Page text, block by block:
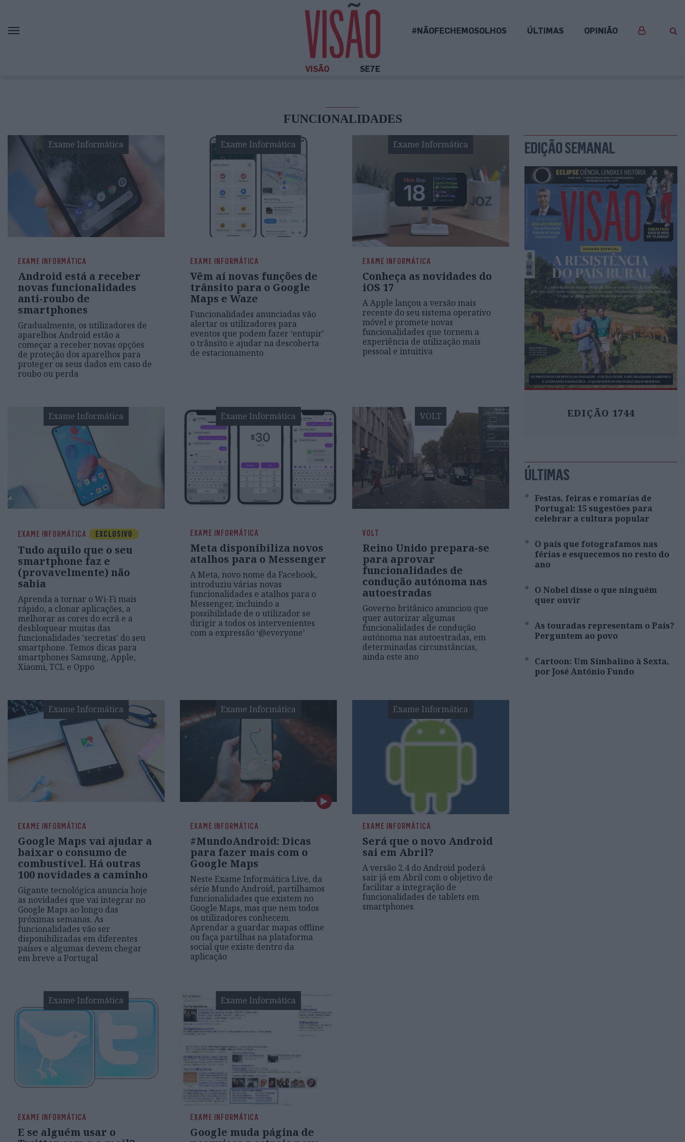
#NÃOFECHEMOSOLHOS ÚLTIMAS OPINIÃO
VISÃO SE7E
FUNCIONALIDADES
Exame Informática
EXAME INFORMÁTICA
Android está a receber
novas funcionalidades
anti-roubo de
smartphones
Gradualmente, os utilizadores de
aparelhos Android estão a
começar a receber novas opções
de proteção dos aparelhos para
proteger os seus dados em caso de
roubo ou perda
Exame Informática
EXAME INFORMÁTICA
Vêm aí novas funções de
trânsito para o Google
Maps e Waze
Funcionalidades anunciadas vão
alertar os utilizadores para
eventos que podem fazer ‘entupir’
o trânsito e ajudar na descoberta
de estacionamento
Exame Informática
EXAME INFORMÁTICA
Conheça as novidades do
iOS 17
A Apple lançou a versão mais
recente do seu sistema operativo
móvel e promete novas
funcionalidades que tornem a
experiência de utilização mais
pessoal e intuitiva
Exame Informática
EXAME INFORMÁTICA EXCLUSIVO
Tudo aquilo que o seu
smartphone faz e
(provavelmente) não
sabia
Aprenda a tornar o Wi-Fi mais
rápido, a clonar aplicações, a
melhorar as cores do ecrã e a
desbloquear muitas das
funcionalidades 'secretas' do seu
smartphone. Temos dicas para
smartphones Samsung, Apple,
Xiaomi, TCL e Oppo
Exame Informática
EXAME INFORMÁTICA
Meta disponibiliza novos
atalhos para o Messenger
A Meta, novo nome da Facebook,
introduziu várias novas
funcionalidades e atalhos para o
Messenger, incluindo a
possibilidade de o utilizador se
dirigir a todos os intervenientes
com a expressão ‘@everyone’
VOLT
VOLT
Reino Unido prepara-se
para aprovar
funcionalidades de
condução autónoma nas
autoestradas
Governo britânico anunciou que
quer autorizar algumas
funcionalidades de condução
autónoma nas autoestradas, em
determinadas circunstâncias,
ainda este ano
Exame Informática
EXAME INFORMÁTICA
Google Maps vai ajudar a
baixar o consumo de
combustível. Há outras
100 novidades a caminho
Gigante tecnológica anuncia hoje
as novidades que vai integrar no
Google Maps ao longo das
próximas semanas. As
funcionalidades vão ser
disponibilizadas em diferentes
países e algumas devem chegar
em breve a Portugal
Exame Informática
EXAME INFORMÁTICA
#MundoAndroid: Dicas
para fazer mais com o
Google Maps
Neste Exame Informática Live, da
série Mundo Android, partilhamos
funcionalidades que existem no
Google Maps, mas que nem todos
os utilizadores conhecem.
Aprendar a guardar mapas offline
ou faça partilhas na plataforma
social que existe dentro da
aplicação
Exame Informática
EXAME INFORMÁTICA
Será que o novo Android
sai em Abril?
A versão 2.4 do Android poderá
sair já em Abril com o objetivo de
facilitar a integração de
funcionalidades de tablets em
smartphones.
Exame Informática
EXAME INFORMÁTICA
E se alguém usar o
Exame Informática
EXAME INFORMÁTICA
Google muda página de
EDIÇÃO SEMANAL
EDIÇÃO 1744
ÚLTIMAS
Festas, feiras e romarias de
Portugal: 15 sugestões para
celebrar a cultura popular
O país que fotografamos nas
férias e esquecemos no resto do
ano
O Nobel disse o que ninguém
quer ouvir
As touradas representam o País?
Perguntem ao povo
Cartoon: Um Simbalino à Sexta,
por José António Fundo